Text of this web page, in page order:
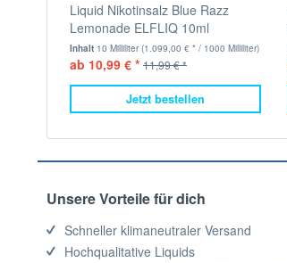
Liquid Nikotinsalz Blue Razz
Lemonade ELFLIQ 10ml
Inhalt 10 Milliliter(1.099,00 € * / 1000 Milliliter)
ab 10,99 € * 11,99 € *
Jetzt bestellen
Unsere Vorteile für dich
Schneller klimaneutraler Versand
Hochqualitative Liquids